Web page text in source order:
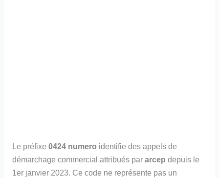
Le préfixe0424 numero identifie des appels de
démarchage commercial attribués pararcep depuis le
1er janvier 2023. Ce code ne représente pas un